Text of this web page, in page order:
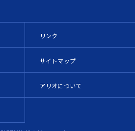
リンク
サイトマップ
アリオについて